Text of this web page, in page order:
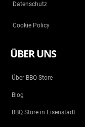
Datenschutz
Cookie Policy
ÜBER UNS
Über BBQ Store
Blog
BBQ Store in Eisenstadt